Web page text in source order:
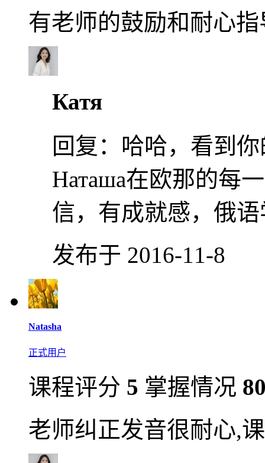
有老师的鼓励和耐心
Катя
回复： 哈哈，看到
Наташа在欧那的每
信，有成就感，俄
发布于 2016-11-8
Natasha
正式用户
课程评分 5 掌握情况
老师纠正发音很耐心,